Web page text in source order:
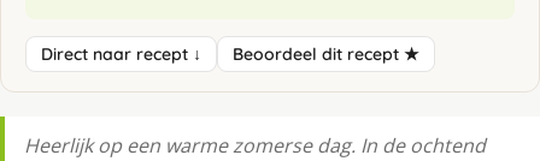
Direct naar recept ↓ Beoordeel dit recept ★
Heerlĳk op een warme zomerse dag. In de ochtend